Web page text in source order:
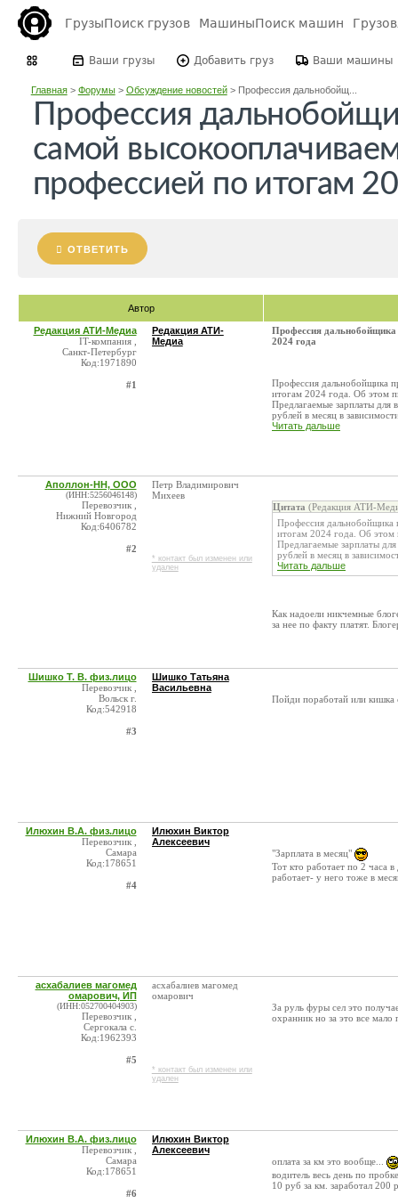
ГрузыПоиск грузов МашиныПоиск машин
Ваши грузы Добавить груз Ваши машины
Главная> Форумы> Обсуждение новостей> Профессия дальнобойщ...
Профессия
самой
профессией по итогам
ОТВЕТИТЬ
Автор
Редакция АТИ-Медиа
IT-компания ,
Санкт-Петербург
Код:1971890
#1
Редакция АТИ-
Медиа
Профессия дальнобойщика
2024 года
Профессия дальнобойщика
итогам 2024 года. Об этом
Предлагаемые зарплаты для
рублей в месяц в
Читать дальше
Аполлон-НН, ООО
(ИНН:5256046148)
Перевозчик ,
Нижний Новгород
Код:6406782
#2
Петр Владимирович
Михеев
* контакт был изменен или
удален
Цитата (Редакция АТИ-
Профессия дальнобойщика
итогам 2024 года. Об
Предлагаемые зарплаты
рублей в месяц в
Читать дальше
Как надоели никчемные
за нее по факту платят.
Шишко Т. В. физ.лицо
Перевозчик ,
Вольск г.
Код:542918
#3
Шишко Татьяна
Васильевна
Пойди поработай или кишка
Илюхин В.А. физ.лицо
Перевозчик ,
Самара
Код:178651
#4
Илюхин Виктор
Алексеевич
"Зарплата в месяц"
Тот кто работает по 2 часа
работает- у него тоже в
асхабалиев магомед
омарович, ИП
(ИНН:052700404903)
Перевозчик ,
Сергокала с.
Код:1962393
#5
асхабалиев магомед
омарович
* контакт был изменен или
удален
За руль фуры сел это
охранник но за это все мало
Илюхин В.А. физ.лицо
Перевозчик ,
Самара
Код:178651
#6
Илюхин Виктор
Алексеевич
оплата за км это вообще...
водитель весь день по
10 руб за км. заработал 200